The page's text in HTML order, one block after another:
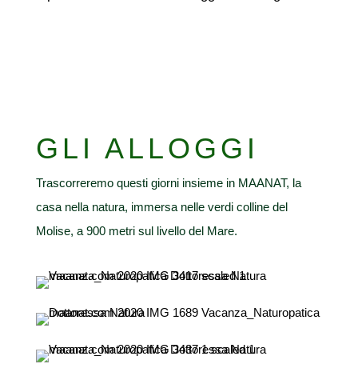
GLI ALLOGGI
Trascorreremo questi giorni insieme in MAANAT, la
casa nella natura, immersa nelle verdi colline del
Molise, a 900 metri sul livello del Mare.